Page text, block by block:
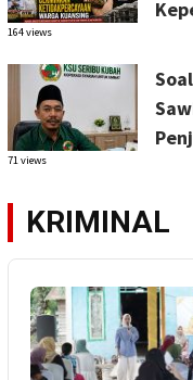
164 views
71 views
KRIMINAL